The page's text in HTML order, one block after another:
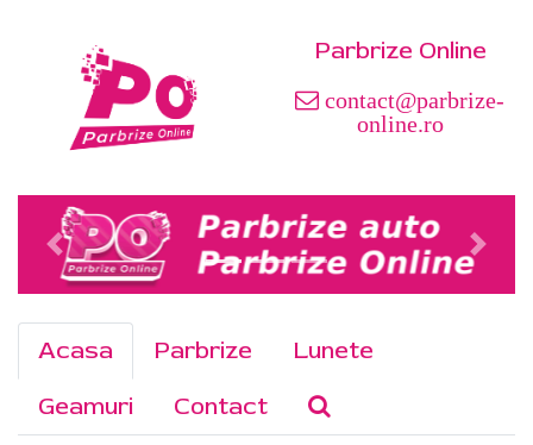
Parbrize Online
contact@parbrize-
online.ro
Acasa Parbrize
Lunete
Geamuri
Contact